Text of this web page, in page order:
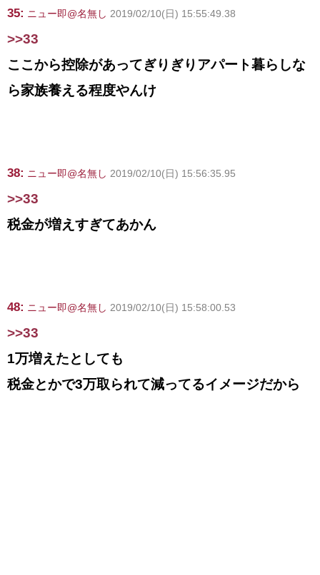
35: ニュー即@名無し 2019/02/10(日) 15:55:49.38
>>33
ここから控除があってぎりぎりアパート暮らしな
ら家族養える程度やんけ
38: ニュー即@名無し 2019/02/10(日) 15:56:35.95
>>33
税金が増えすぎてあかん
48: ニュー即@名無し 2019/02/10(日) 15:58:00.53
>>33
1万増えたとしても
税金とかで3万取られて減ってるイメージだから